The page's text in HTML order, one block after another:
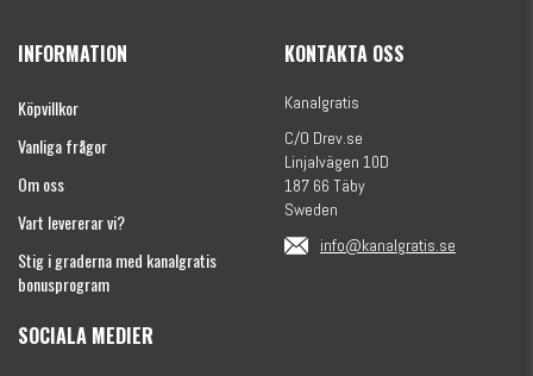
(julkalender)
INFORMATION
Köpvillkor
Vanliga frågor
Om oss
Vart levererar vi?
Stig i graderna med kanalgratis
bonusprogram
KONTAKTA OSS
Kanalgratis
C/O Drev.se
Linjalvägen 10D
187 66 Täby
Sweden
info@kanalgratis.se
SOCIALA MEDIER